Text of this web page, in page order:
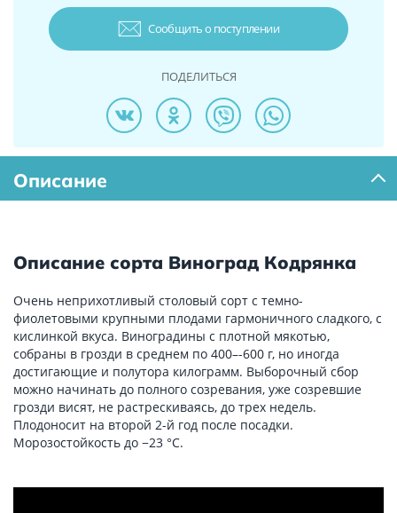
Сообщить о поступлении
ПОДЕЛИТЬСЯ
Описание
Описание сорта Виноград Кодрянка
Очень неприхотливый столовый сорт с темно-
фиолетовыми крупными плодами гармоничного сладкого, с
кислинкой вкуса. Виноградины с плотной мякотью,
собраны в грозди в среднем по 400–-600 г, но иногда
достигающие и полутора килограмм. Выборочный сбор
можно начинать до полного созревания, уже созревшие
грозди висят, не растрескиваясь, до трех недель.
Плодоносит на второй 2-й год после посадки.
Морозостойкость до −23 °С.